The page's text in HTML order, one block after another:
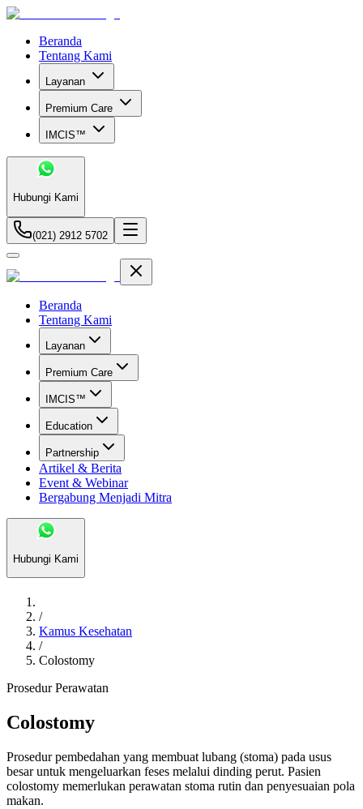
Beranda
Tentang Kami
Layanan
Premium Care
IMCIS™
Hubungi Kami
(021) 2912 5702
Beranda
Tentang Kami
Layanan
Premium Care
IMCIS™
Education
Partnership
Artikel & Berita
Event & Webinar
Bergabung Menjadi Mitra
Hubungi Kami
/
Kamus Kesehatan
/
Colostomy
Prosedur Perawatan
Colostomy
Prosedur pembedahan yang membuat lubang (stoma) pada usus
besar untuk mengeluarkan feses melalui dinding perut. Pasien
colostomy memerlukan perawatan stoma rutin dan penyesuaian pola
makan.